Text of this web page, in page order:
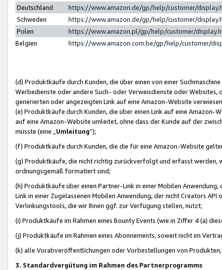
Deutschland
https://www.amazon.de/gp/help/customer/
Schweden
https://www.amazon.de/gp/help/customer/
Polen
https://www.amazon.pl/gp/help/customer/
Belgien
https://www.amazon.com.be/gp/help/customer/
(d) Produktkäufe durch Kunden, die über einen von einer
Werbedienste oder andere Such- oder Verweisdienste oder Websites,
generierten oder angezeigten Link auf eine Amazon-Website
(e) Produktkäufe durch Kunden, die über einen Link auf eine
auf eine Amazon-Website umleitet, ohne dass der Kunde auf der
müsste (eine „ Umleitung“);
(f) Produktkäufe durch Kunden, die die für eine Amazon-Website
(g) Produktkäufe, die nicht richtig zurückverfolgt und erfasst werden,
ordnungsgemäß formatiert sind;
(h) Produktkäufe über einen Partner-Link in einer Mobilen
Link in einer Zugelassenen Mobilen Anwendung, der nicht Creators
Verlinkungstools, die wir Ihnen ggf. zur Verfügung stellen, nutzt;
(i) Produktkäufe im Rahmen eines Bounty Events (wie in Ziffer 4 (a)
(j) Produktkäufe im Rahmen eines Abonnements, soweit nicht im
(k) alle Vorabveröffentlichungen oder Vorbestellungen von
3. Standardvergütung im Rahmen des Partnerprogramms